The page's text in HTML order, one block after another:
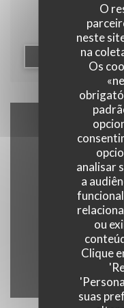
O
neste
na
Os
analisar
a
ou
Clique
suas
Nos 6
17 RUE